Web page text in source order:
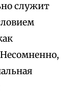
служит